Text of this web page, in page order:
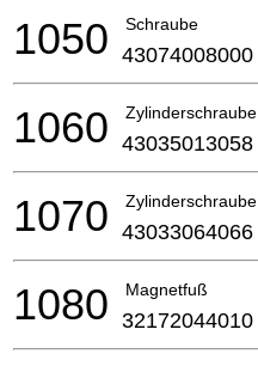
Schraube
1050 43074008000
Zylinderschraube
1060 43035013058
Zylinderschraube
1070 43033064066
Magnetfuß
1080 32172044010